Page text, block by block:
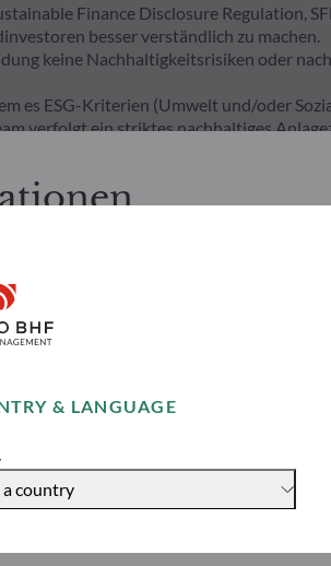
& LANGUAGE
a country
Finance Disclosure Regulation,
besser verständlich zu machen.
keine Nachhaltigkeitsrisiken oder
es ESG-Kriterien (Umwelt und/oder
verfolgt ein striktes nachhaltiges
die vom externen ESG-
folgende Informationen zur Kenntnis:
Personen bestimmt. Der Anleger ist
dass es ihm rechtlich gestattet ist,
zu nutzen und abzufragen.
dienen ausschließlich
bzw. Inanspruchnahme der
oder in den auf der Website
von ODDO BHF AM
wider und können sich zu einem
genannten Organismen für
Liquiditätswert der OGA kann je nach
nicht zurück. Zeichnungen und